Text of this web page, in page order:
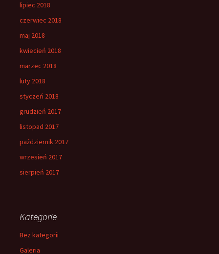
lipiec 2018
czerwiec 2018
maj 2018
kwiecień 2018
marzec 2018
luty 2018
styczeń 2018
grudzień 2017
listopad 2017
październik 2017
wrzesień 2017
sierpień 2017
Kategorie
Bez kategorii
Galeria